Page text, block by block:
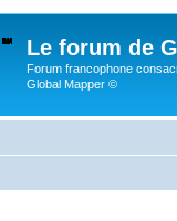
Le forum de
Forum francophone
Global Mapper ©